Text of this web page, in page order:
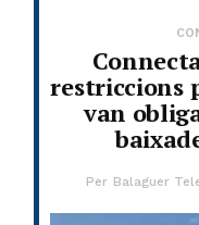
restriccions
van
Per Balaguer